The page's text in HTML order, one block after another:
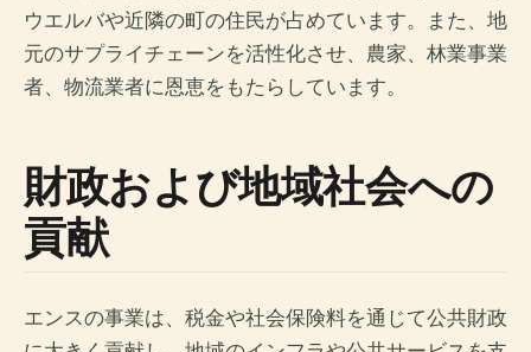
ウエルバや近隣の町の住民が占めています。また、地
元のサプライチェーンを活性化させ、農家、林業事業
者、物流業者に恩恵をもたらしています。
財政および地域社会への
貢献
エンスの事業は、税金や社会保険料を通じて公共財政